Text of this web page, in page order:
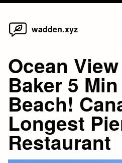
Skip
wadden.xyz
Ocean
Baker 5
Beach!
Longest
Restaurant